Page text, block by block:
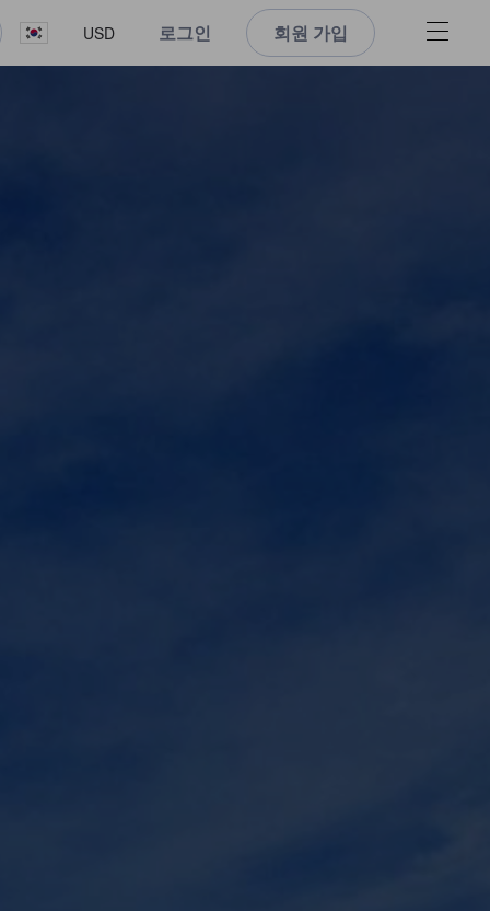
USD 로그인 회원 가입